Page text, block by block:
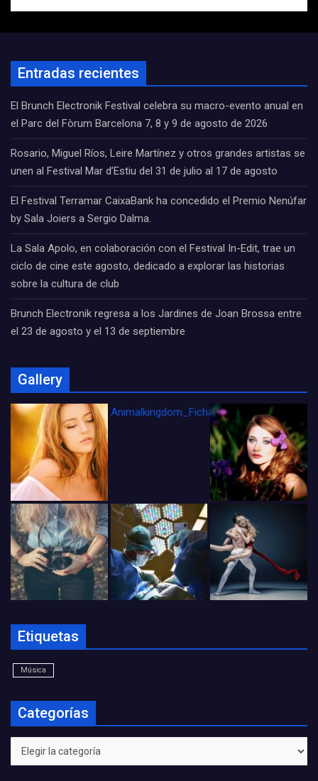
Entradas recientes
El Brunch Electronik Festival celebra su macro-evento anual en
el Parc del Fòrum Barcelona 7, 8 y 9 de agosto de 2026
Rosario, Miguel Ríos, Leire Martínez y otros grandes artistas se
unen al Festival Mar d’Estiu del 31 de julio al 17 de agosto
El Festival Terramar CaixaBank ha concedido el Premio Nenúfar
by Sala Joiers a Sergio Dalma.
La Sala Apolo, en colaboración con el Festival In-Edit, trae un
ciclo de cine este agosto, dedicado a explorar las historias
sobre la cultura de club
Brunch Electronik regresa a los Jardines de Joan Brossa entre
el 23 de agosto y el 13 de septiembre
Gallery
Animalkingdom_FichaCine
Etiquetas
Música
Categorías
Categorías